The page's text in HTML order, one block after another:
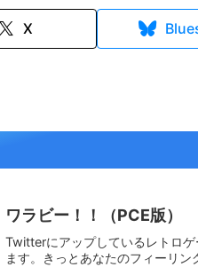
X
ワラビー！！（PCE版）
Twitterにアップしているレトロ
ます。きっとあなたのフィーリ